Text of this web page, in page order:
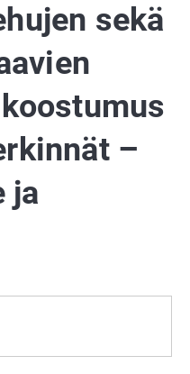
sekä
–
ja